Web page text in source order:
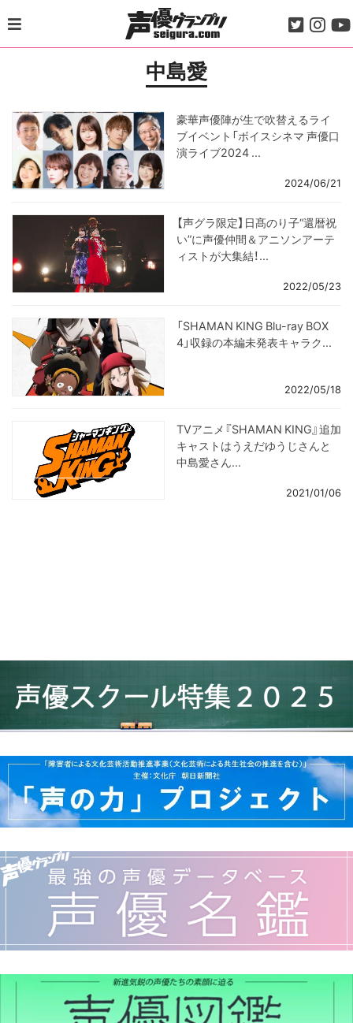
to
content
中島愛
豪華声優陣が生で吹替えるライ
ブイベント「ボイスシネマ 声優口
演ライブ2024 ...
2024/06/21
【声グラ限定】日髙のり子“還暦祝
い”に声優仲間＆アニソンアーテ
ィストが大集結！...
2022/05/23
「SHAMAN KING Blu-ray BOX
4」収録の本編未発表キャラク...
2022/05/18
TVアニメ『SHAMAN KING』追加
キャストはうえだゆうじさんと
中島愛さん...
2021/01/06